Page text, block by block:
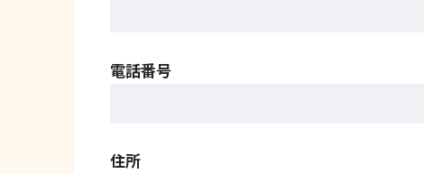
電話番号
住所